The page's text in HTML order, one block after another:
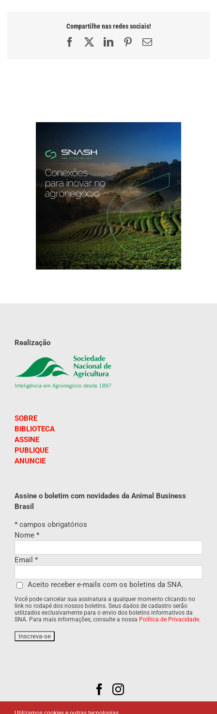
Compartilhe nas redes sociais!
FacebookLinkedInPinterest
E-
Realização
SOBRE
BIBLIOTECA
ASSINE
PUBLIQUE
ANUNCIE
Assine o boletim com novidades da Animal Business
Brasil
* campos obrigatórios
Nome *
Email *
Aceito receber e-mails com os boletins da SNA.
Você pode cancelar sua assinatura a qualquer momento clicando no
link no rodapé dos nossos boletins. Seus dados de cadastro serão
utilizados exclusivamente para o envio dos boletins informativos da
SNA. Para mais informações, consulte a nossa Política de Privacidade.